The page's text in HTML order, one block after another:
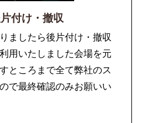
付け・撤収
ましたら後片付け・撤収
用いたしました会場を元
ところまで全て弊社のス
で最終確認のみお願いい